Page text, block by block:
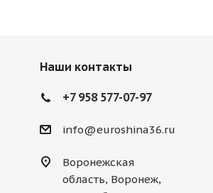
Наши контакты
+7 958 577-07-97
info@euroshina36.ru
Воронежская
область, Воронеж,